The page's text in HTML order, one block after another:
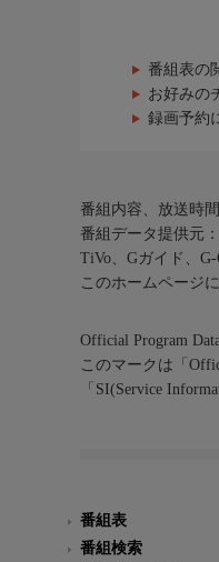
番組表の
お好みの
録画予約
番組内容、放送時
番組データ提供元
TiVo、Gガイド、
このホームページ
Official Program
このマークは「
「SI(Service
番組表
番組検索